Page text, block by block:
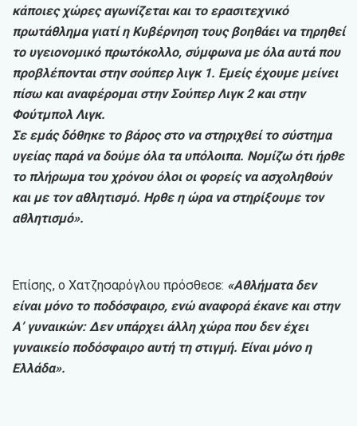
κάποιες χώρες αγωνίζεται και το ερασιτεχνικό
πρωτάθλημα γιατί η Κυβέρνηση τους βοηθάει να τηρηθεί
το υγειονομικό πρωτόκολλο, σύμφωνα με όλα αυτά που
προβλέπονται στην σούπερ λιγκ 1. Εμείς έχουμε μείνει
πίσω και αναφέρομαι στην Σούπερ Λιγκ 2 και στην
Φούτμπολ Λιγκ.
Σε εμάς δόθηκε το βάρος στο να στηριχθεί το σύστημα
υγείας παρά να δούμε όλα τα υπόλοιπα. Νομίζω ότι ήρθε
το πλήρωμα του χρόνου όλοι οι φορείς να ασχοληθούν
και με τον αθλητισμό. Ηρθε η ώρα να στηρίξουμε τον
αθλητισμό».
Επίσης, ο Χατζησαρόγλου πρόσθεσε: «Αθλήματα δεν
είναι μόνο το ποδόσφαιρο, ενώ αναφορά έκανε και στην
Α’ γυναικών: Δεν υπάρχει άλλη χώρα που δεν έχει
γυναικείο ποδόσφαιρο αυτή τη στιγμή. Είναι μόνο η
Ελλάδα».